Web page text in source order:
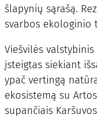
šlapynių sąrašą.
svarbos ekologinio
Viešvilės
įsteigtas siekiant
ypač vertingą
ekosistemą su
supančiais